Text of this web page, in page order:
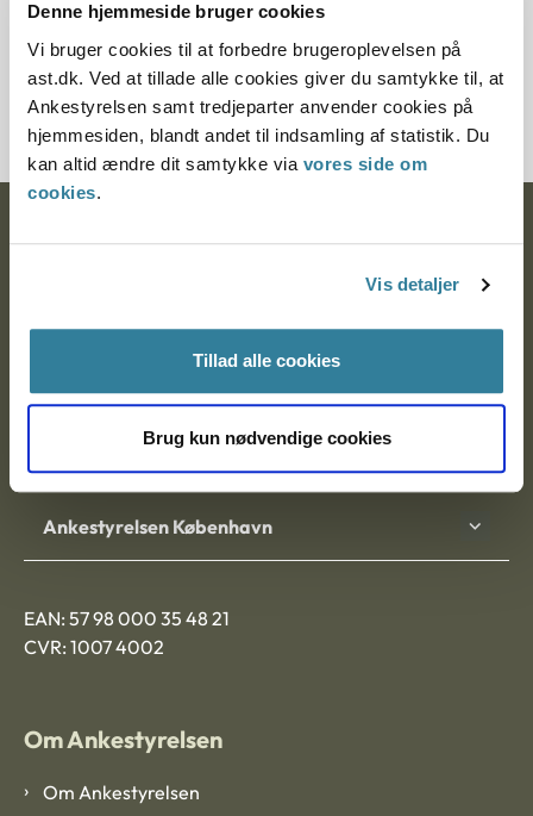
Denne hjemmeside bruger cookies
Vi bruger cookies til at forbedre brugeroplevelsen på
ast.dk. Ved at tillade alle cookies giver du samtykke til, at
Ankestyrelsen samt tredjeparter anvender cookies på
hjemmesiden, blandt andet til indsamling af statistik. Du
kan altid ændre dit samtykke via vores side om
cookies.
Vis detaljer
Tillad alle cookies
Brug kun nødvendige cookies
Journalnummer
21323-95
Ankestyrelsen
Nytorv 7, 2. sal
Ankestyrelsen København
EAN: 57 98 000 35 48 21
CVR: 1007 4002
Om Ankestyrelsen
Om Ankestyrelsen